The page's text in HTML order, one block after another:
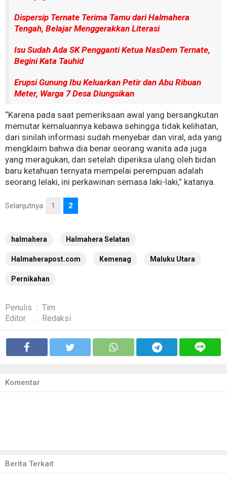
Dispersip Ternate Terima Tamu dari Halmahera
Tengah, Belajar Menggerakkan Literasi
Isu Sudah Ada SK Pengganti Ketua NasDem Ternate,
Begini Kata Tauhid
Erupsi Gunung Ibu Keluarkan Petir dan Abu Ribuan
Meter, Warga 7 Desa Diungsikan
“Karena pada saat pemeriksaan awal yang bersangkutan
memutar kemaluannya kebawa sehingga tidak kelihatan,
dari sinilah informasi sudah menyebar dan viral, ada yang
mengklaim bahwa dia benar seorang wanita ada juga
yang meragukan, dan setelah diperiksa ulang oleh bidan
baru ketahuan ternyata mempelai perempuan adalah
seorang lelaki, ini perkawinan semasa laki-laki,” katanya.
Selanjutnya 1 2
halmahera Halmahera Selatan
Halmaherapost.com Kemenag Maluku Utara
Pernikahan
Penulis : Tim
Editor
: Redaksi
Komentar
Berita Terkait